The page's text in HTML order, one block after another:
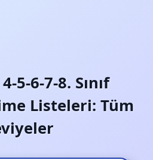
4-5-6-7-8. Sınıf
Listeleri: Tüm